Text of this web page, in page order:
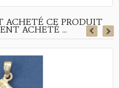
ACHETÉ CE PRODUIT
ACHETÉ ...